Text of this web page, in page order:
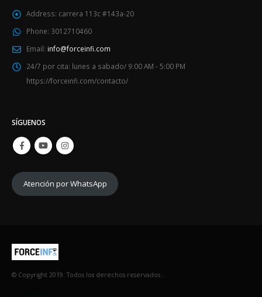
Address: carrera 113c #143a-20
Phone: 3012710460
Email: info@forceinfi.com
24/7 por cita: lunes a sabado/ 9:00 AM - 5:00 PM
https://forceinfi.com/contacto/
SÍGUENOS
Atención por WhatsApp
© Copyright 2019. Todos los derechos reservados .Portatil HP C5 120U/5GHz